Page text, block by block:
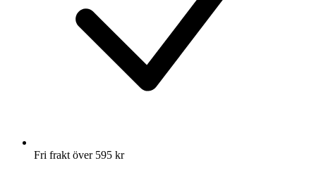
Fri frakt över 595 kr